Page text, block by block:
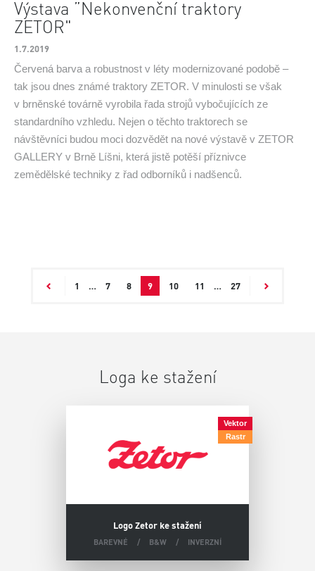
Výstava ”Nekonvenční traktory
ZETOR"
1.7.2019
Červená barva a robustnost v léty modernizované podobě –
tak jsou dnes známé traktory ZETOR. V minulosti se však
v brněnské továrně vyrobila řada strojů vybočujících ze
standardního vzhledu. Nejen o těchto traktorech se
návštěvníci budou moci dozvědět na nové výstavě v ZETOR
GALLERY v Brně Líšni, která jistě potěší příznivce
zemědělské techniky z řad odborníků i nadšenců.
1 … 7 8 9 10 11 … 27
Loga ke stažení
Vektor
Rastr
Logo Zetor ke stažení
BAREVNÉ B&W INVERZNÍ